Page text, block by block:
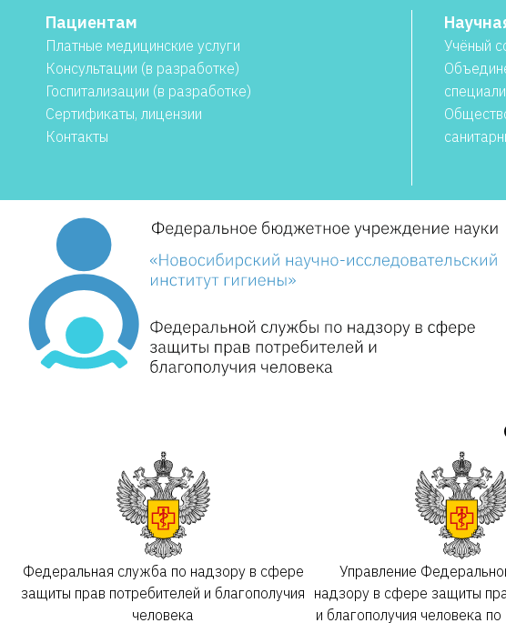
Пациентам
Платные медицинские услуги
Консультации (в разработке)
Госпитализации (в разработке)
Сертификаты, лицензии
Контакты
Учёный
Федеральная служба по надзору в сфере
защиты прав потребителей и благополучия
человека
Управление
надзору в сфере защиты
и благополучия человека